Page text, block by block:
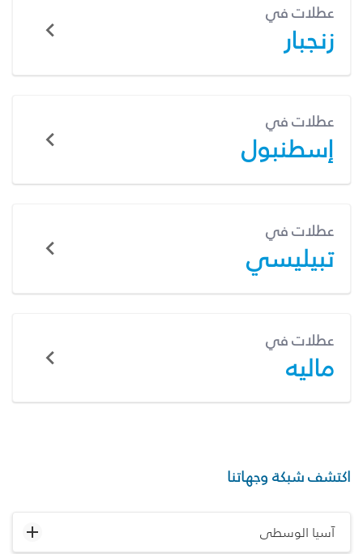
عطلات في
زنجبار
عطلات في
إسطنبول
عطلات في
تبيليسي
عطلات في
ماليه
اكتشف شبكة وجهاتنا
آسيا الوسطى